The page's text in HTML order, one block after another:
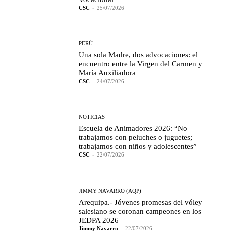
CSC - 25/07/2026
PERÚ
Una sola Madre, dos advocaciones: el
encuentro entre la Virgen del Carmen y
María Auxiliadora
CSC - 24/07/2026
NOTICIAS
Escuela de Animadores 2026: “No
trabajamos con peluches o juguetes;
trabajamos con niños y adolescentes”
CSC - 22/07/2026
JIMMY NAVARRO (AQP)
Arequipa.- Jóvenes promesas del vóley
salesiano se coronan campeones en los
JEDPA 2026
Jimmy Navarro - 22/07/2026